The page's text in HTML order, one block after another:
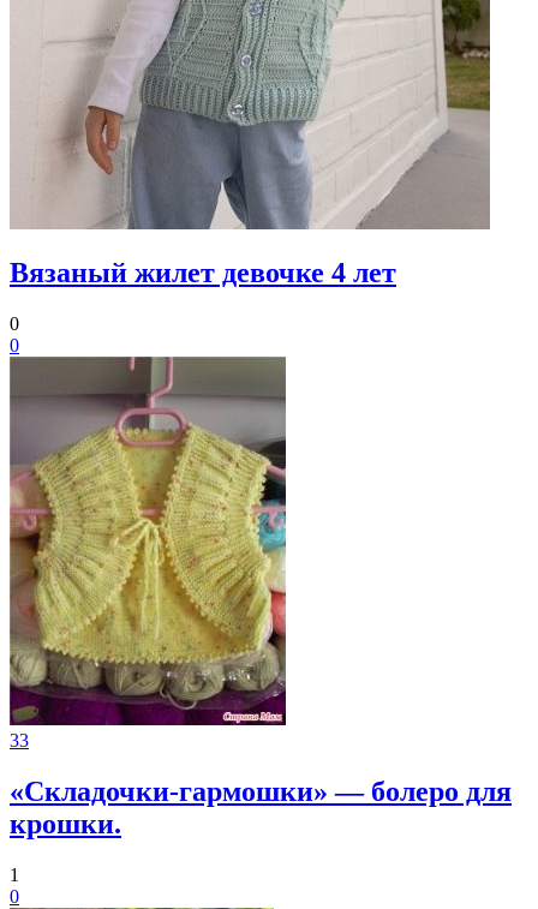
Вязаный жилет девочке 4 лет
0
0
33
«Складочки-гармошки» — болеро для
крошки.
1
0